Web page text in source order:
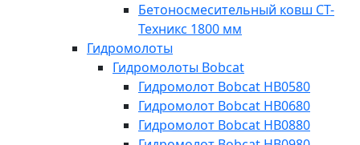
Бетоносмесительный ковш СТ-
Техникс 1800 мм
Гидромолоты
Гидромолоты Bobcat
Гидромолот Bobcat HB0580
Гидромолот Bobcat HB0680
Гидромолот Bobcat HB0880